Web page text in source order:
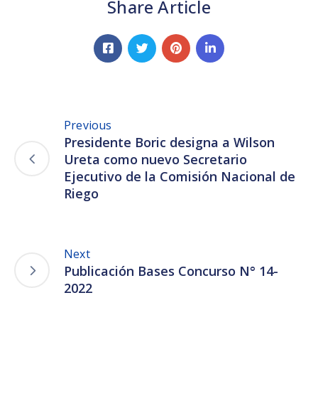
Share Article
Previous
Presidente Boric designa a Wilson
Ureta como nuevo Secretario
Ejecutivo de la Comisión Nacional de
Riego
Next
Publicación Bases Concurso N° 14-
2022